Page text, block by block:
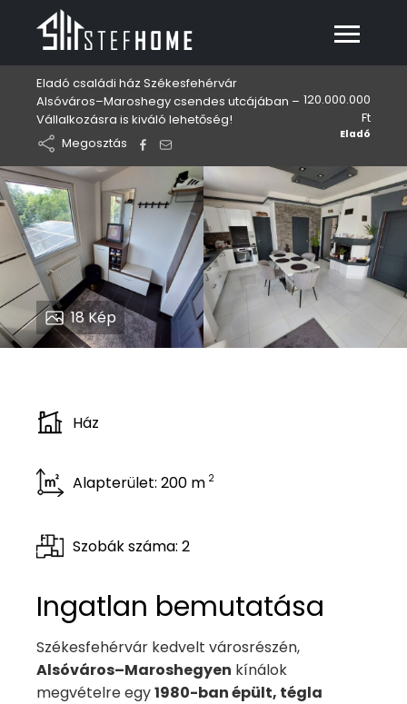
Eladó családi ház Székesfehérvár
Alsóváros–Maroshegy csendes utcájában –
Vállalkozásra is kiváló lehetőség!
Megosztás
120.000.000
Ft
Eladó
18Kép
Ház
Alapterület: 200 m 2
Szobák száma: 2
Ingatlan bemutatása
Székesfehérvár kedvelt városrészén,
Alsóváros–Maroshegyen kínálok
megvételre egy1980-ban épült, tégla